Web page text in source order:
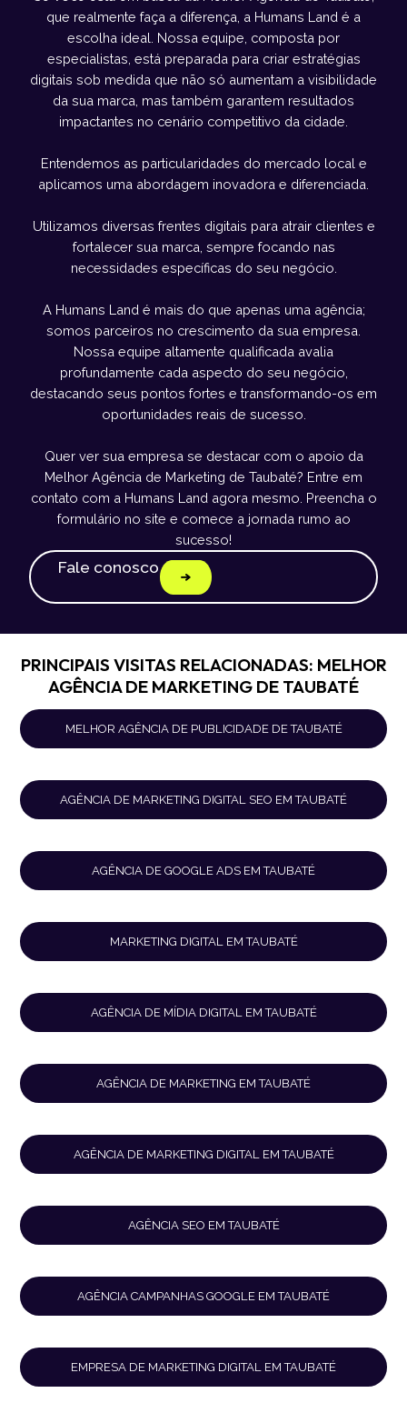
que realmente faça a diferença, a Humans Land é a
escolha ideal. Nossa equipe, composta por
especialistas, está preparada para criar estratégias
digitais sob medida que não só aumentam a visibilidade
da sua marca, mas também garantem resultados
impactantes no cenário competitivo da cidade.
Entendemos as particularidades do mercado local e
aplicamos uma abordagem inovadora e diferenciada.
Utilizamos diversas frentes digitais para atrair clientes e
fortalecer sua marca, sempre focando nas
necessidades específicas do seu negócio.
A Humans Land é mais do que apenas uma agência;
somos parceiros no crescimento da sua empresa.
Nossa equipe altamente qualificada avalia
profundamente cada aspecto do seu negócio,
destacando seus pontos fortes e transformando-os em
oportunidades reais de sucesso.
Quer ver sua empresa se destacar com o apoio da
Melhor Agência de Marketing de Taubaté? Entre em
contato com a Humans Land agora mesmo. Preencha o
formulário no site e comece a jornada rumo ao
sucesso!
Fale conosco
PRINCIPAIS VISITAS RELACIONADAS: MELHOR
AGÊNCIA DE MARKETING DE TAUBATÉ
MELHOR AGÊNCIA DE PUBLICIDADE DE TAUBATÉ
AGÊNCIA DE MARKETING DIGITAL SEO EM TAUBATÉ
AGÊNCIA DE GOOGLE ADS EM TAUBATÉ
MARKETING DIGITAL EM TAUBATÉ
AGÊNCIA DE MÍDIA DIGITAL EM TAUBATÉ
AGÊNCIA DE MARKETING EM TAUBATÉ
AGÊNCIA DE MARKETING DIGITAL EM TAUBATÉ
AGÊNCIA SEO EM TAUBATÉ
AGÊNCIA CAMPANHAS GOOGLE EM TAUBATÉ
EMPRESA DE MARKETING DIGITAL EM TAUBATÉ